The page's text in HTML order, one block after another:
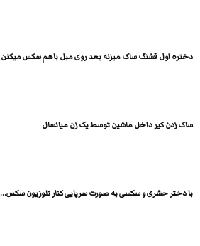
دختره اول قشنگ ساک میزنه بعد روی مبل باهم سکس میکنن
ساک زدن کیر داخل ماشین توسط یک زن میانسال
با دختر حشری و سکسی به صورت سرپایی کنار تلوزیون سکس...